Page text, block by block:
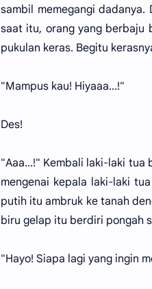
sambil memegangi
saat itu, orang yang berbaju
pukulan keras. Begitu
"Mampus kau! Hiyaaa...!"
Des!
"Aaa...!" Kembali laki-laki
mengenai kepala laki-laki
putih itu ambruk ke tanah
biru gelap itu berdiri pongah
"Hayo! Siapa lagi yang ingin